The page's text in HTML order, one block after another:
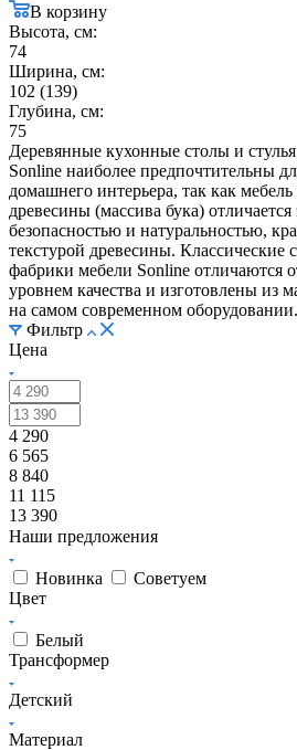
В корзину
Высота, см:
74
Ширина, см:
102 (139)
Глубина, см:
75
Деревянные кухонные столы и
Sonline наиболее предпочтительны
домашнего интерьера, так как
древесины (массива бука) отличается
безопасностью и натуральностью,
текстурой древесины. Классические
фабрики мебели Sonline отличаются
уровнем качества и изготовлены из
на самом современном оборудовании.
Фильтр
Цена
4 290
6 565
8 840
11 115
13 390
Наши предложения
Новинка
Советуем
Цвет
Белый
Трансформер
Детский
Материал